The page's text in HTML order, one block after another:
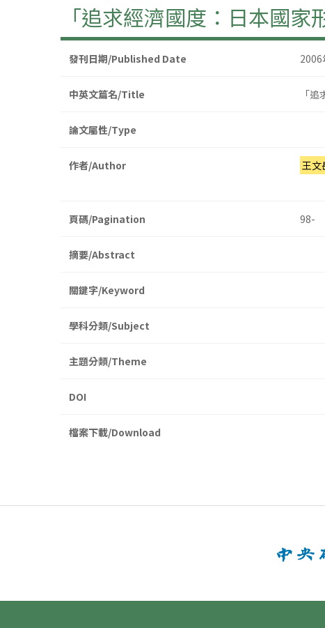
「追求經濟國度：日本國
發刊日期/Published Date 2006
中英文篇名/Title 「
論文屬性/Type
作者/Author 王文
頁碼/Pagination 98-
摘要/Abstract
關鍵字/Keyword
學科分類/Subject
主題分類/Theme
DOI
檔案下載/Download